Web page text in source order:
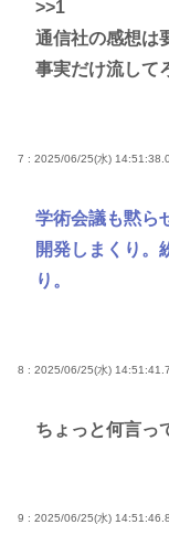
>>1
通信社の感想は
事実だけ流して
7 : 2025/06/25(水)
学術会議も黙ら
開発しまくり。
り。
8 : 2025/06/25(水)
ちょっと何言っ
9 : 2025/06/25(水)